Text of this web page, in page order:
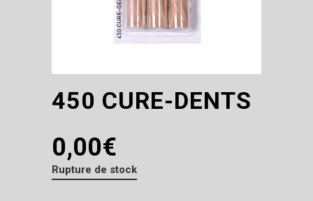
450 CURE-DENTS
0,00€
Rupture de stock